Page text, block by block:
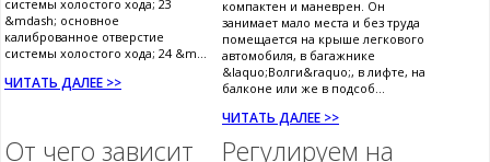
системы холостого хода; 23
&mdash; основное
калиброванное отверстие
системы холостого хода; 24 &m...
ЧИТАТЬ ДАЛЕЕ >>
компактен и маневрен. Он
занимает мало места и без труда
помещается на крыше легкового
автомобиля, в багажнике
&laquo;Волги&raquo;, в лифте, на
балконе или же в подсоб...
ЧИТАТЬ ДАЛЕЕ >>
От чего зависит
Регулируем на